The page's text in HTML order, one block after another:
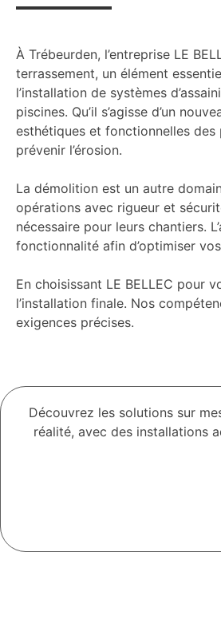
À Trébeurden, l’entreprise LE
terrassement, un élément
l’installation de systèmes
piscines. Qu’il s’agisse d’un
esthétiques et fonctionnelles des
prévenir l’érosion.
La démolition est un autre
opérations avec rigueur et
nécessaire pour leurs chantiers.
fonctionnalité afin d’optimiser
En choisissant LE BELLEC pour
l’installation finale. Nos
exigences précises.
Découvrez les solutions sur
réalité, avec des installations